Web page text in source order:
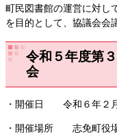
町民図書館の運営に対し
を目的として、協議会会
令和５年度第
会
・開催日 令和６年２月
・開催場所 志免町役